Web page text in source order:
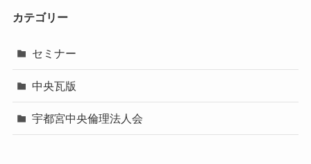
カテゴリー
セミナー
中央瓦版
宇都宮中央倫理法人会